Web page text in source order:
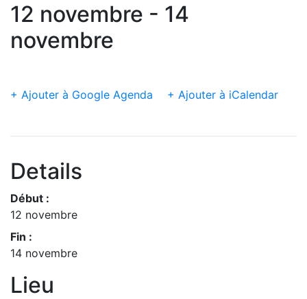
12 novembre - 14
novembre
+ Ajouter à Google Agenda + Ajouter à iCalendar
Details
Début :
12 novembre
Fin :
14 novembre
Lieu